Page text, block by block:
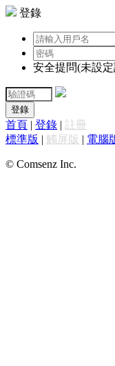
登錄
安全提問(未設
登錄
首頁 | 登錄 | 註冊
標準版 | 觸屏版 | 電腦
© Comsenz Inc.